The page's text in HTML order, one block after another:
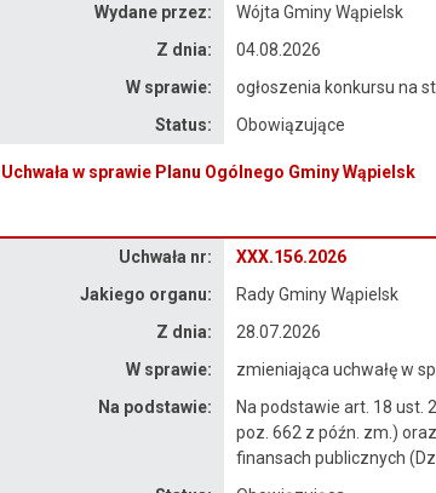
Wydane przez:
Wójta Gminy Wąpielsk
Z dnia:
04.08.2026
W sprawie:
ogłoszenia konkursu na
Status:
Obowiązujące
Uchwała w sprawie Planu Ogólnego Gminy Wąpielsk
Uchwała nr:
XXX.156.2026
Jakiego organu:
Rady Gminy Wąpielsk
Z dnia:
28.07.2026
W sprawie:
zmieniająca uchwałę w
Na podstawie:
Na podstawie art. 18 ust.
poz. 662 z późn. zm.)
finansach publicznych